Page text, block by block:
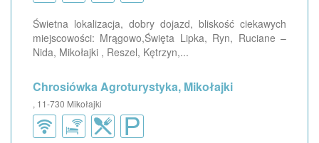
Świetna lokalizacja, dobry dojazd, bliskość ciekawych
miejscowości: Mrągowo,Święta Lipka, Ryn, Ruciane –
Nida, Mikołajki , Reszel, Kętrzyn,...
Chrosiówka Agroturystyka, Mikołajki
, 11-730 Mikołajki